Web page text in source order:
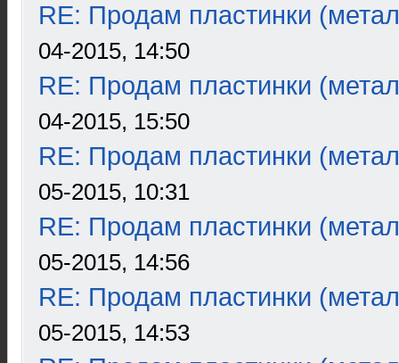
RE: Продам пластинки
04-2015, 14:50
RE: Продам пластинки
04-2015, 15:50
RE: Продам пластинки
05-2015, 10:31
RE: Продам пластинки
05-2015, 14:56
RE: Продам пластинки
05-2015, 14:53